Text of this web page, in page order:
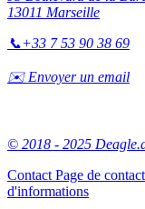
13011 Marseille
📞+33 7 53 90 38 69
✉️ Envoyer un email
© 2018 - 2025
Contact Page de
d'informations